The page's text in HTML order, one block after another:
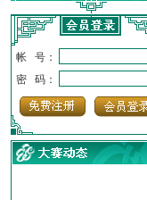
帐 号：
密 码：